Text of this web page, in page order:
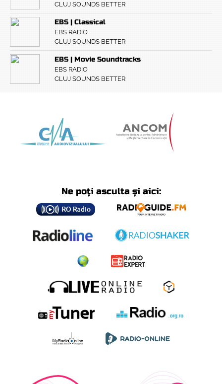
CLUJ SOUNDS BETTER
EBS | Classical
EBS RADIO
CLUJ SOUNDS BETTER
EBS | Movie Soundtracks
EBS RADIO
CLUJ SOUNDS BETTER
Ne poți asculta și aici: